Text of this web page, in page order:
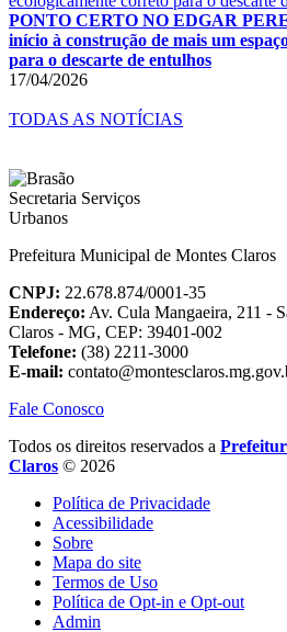
PONTO CERTO NO EDGAR
início à construção de mais um
para o descarte de entulhos
17/04/2026
TODAS AS NOTÍCIAS
Prefeitura Municipal de Montes Claros
CNPJ: 22.678.874/0001-35
Endereço: Av. Cula Mangaeira, 211 -
Claros - MG, CEP: 39401-002
Telefone: (38) 2211-3000
E-mail:
Fale Conosco
Todos os direitos reservados a
Claros © 2026
Política de Privacidade
Acessibilidade
Sobre
Mapa do site
Termos de Uso
Política de Opt-in e Opt-out
Admin